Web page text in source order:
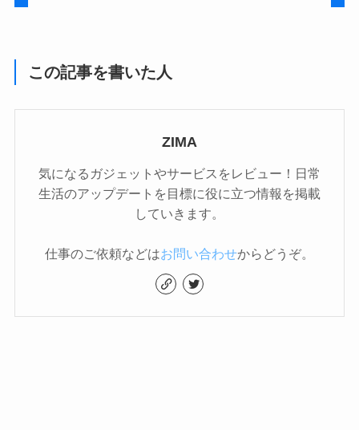
この記事を書いた人
ZIMA
気になるガジェットやサービスをレビュー！日常
生活のアップデートを目標に役に立つ情報を掲載
していきます。
仕事のご依頼などはお問い合わせからどうぞ。